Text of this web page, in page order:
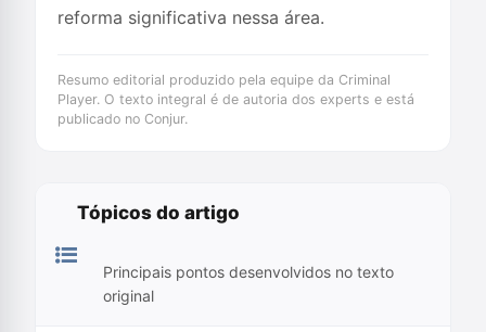
reforma significativa nessa área.
Resumo editorial produzido pela equipe da Criminal
Player. O texto integral é de autoria dos experts e está
publicado no Conjur.
Tópicos do artigo
Principais pontos desenvolvidos no texto
original